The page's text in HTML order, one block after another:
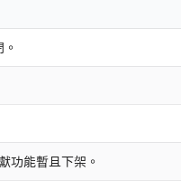
功能暫且下架。